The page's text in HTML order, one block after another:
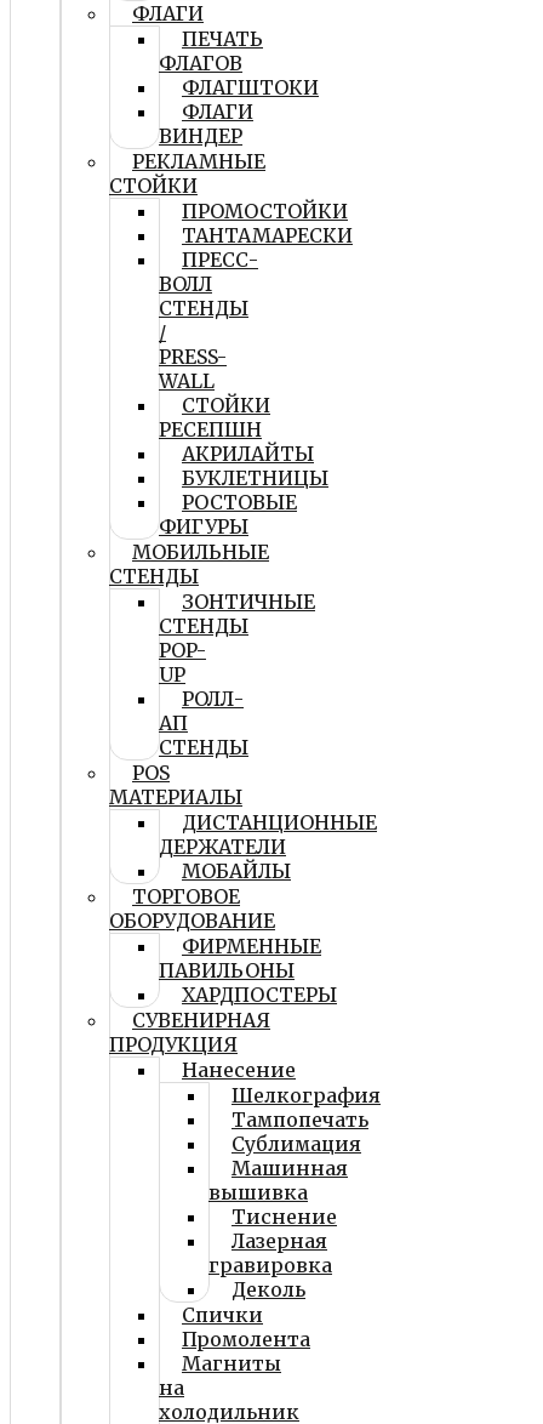
ФЛАГИ
ПЕЧАТЬ
ФЛАГОВ
ФЛАГШТОКИ
ФЛАГИ
ВИНДЕР
РЕКЛАМНЫЕ
СТОЙКИ
ПРОМОСТОЙКИ
ТАНТАМАРЕСКИ
ПРЕСС-
ВОЛЛ
СТЕНДЫ
/
PRESS-
WALL
СТОЙКИ
РЕСЕПШН
АКРИЛАЙТЫ
БУКЛЕТНИЦЫ
РОСТОВЫЕ
ФИГУРЫ
МОБИЛЬНЫЕ
СТЕНДЫ
ЗОНТИЧНЫЕ
СТЕНДЫ
POP-
UP
РОЛЛ-
АП
СТЕНДЫ
POS
МАТЕРИАЛЫ
ДИСТАНЦИОННЫЕ
ДЕРЖАТЕЛИ
МОБАЙЛЫ
ТОРГОВОЕ
ОБОРУДОВАНИЕ
ФИРМЕННЫЕ
ПАВИЛЬОНЫ
ХАРДПОСТЕРЫ
СУВЕНИРНАЯ
ПРОДУКЦИЯ
Нанесение
Шелкография
Тампопечать
Сублимация
Машинная
вышивка
Тиснение
Лазерная
гравировка
Деколь
Спички
Промолента
Магниты
на
холодильник